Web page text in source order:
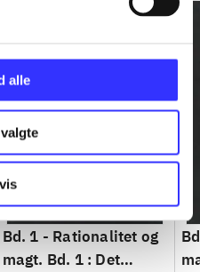
alle
Bd. 1 - Rationalitet og
magt. Bd. 1 : Det